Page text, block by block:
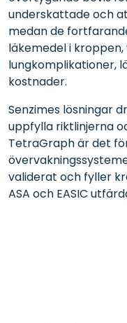
underskattade och
medan de
läkemedel i
lungkomplikationer,
kostnader.
Senzimes lösningar
uppfylla riktlinjerna
TetraGraph är det
validerat och fyller
ASA och EASIC